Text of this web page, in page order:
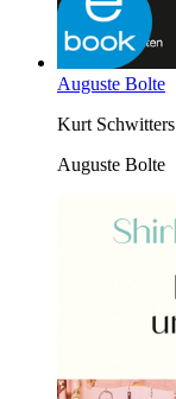
Auguste Bolte
Kurt Schwitters
Auguste Bolte